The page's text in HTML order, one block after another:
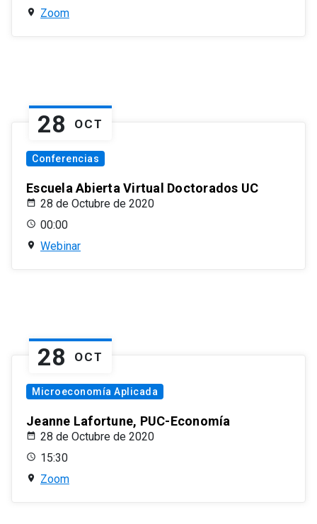
Zoom
28 OCT
Conferencias
Escuela Abierta Virtual Doctorados UC
28 de Octubre de 2020
00:00
Webinar
28 OCT
Microeconomía Aplicada
Jeanne Lafortune, PUC-Economía
28 de Octubre de 2020
15:30
Zoom